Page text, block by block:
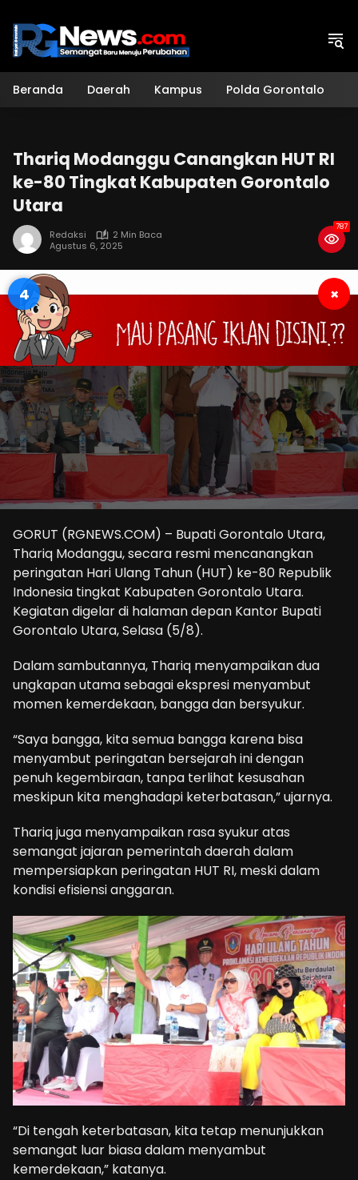
konten
Beranda Daerah Kampus Polda Gorontalo
Thariq Modanggu Canangkan HUT RI
ke-80 Tingkat Kabupaten Gorontalo
Utara
Redaksi
2 Min Baca
Agustus 6, 2025
787
3 ×
GORUT (RGNEWS.COM) – Bupati Gorontalo Utara,
Thariq Modanggu, secara resmi mencanangkan
peringatan Hari Ulang Tahun (HUT) ke-80 Republik
Indonesia tingkat Kabupaten Gorontalo Utara.
Kegiatan digelar di halaman depan Kantor Bupati
Gorontalo Utara, Selasa (5/8).
Dalam sambutannya, Thariq menyampaikan dua
ungkapan utama sebagai ekspresi menyambut
momen kemerdekaan, bangga dan bersyukur.
“Saya bangga, kita semua bangga karena bisa
menyambut peringatan bersejarah ini dengan
penuh kegembiraan, tanpa terlihat kesusahan
meskipun kita menghadapi keterbatasan,” ujarnya.
Thariq juga menyampaikan rasa syukur atas
semangat jajaran pemerintah daerah dalam
mempersiapkan peringatan HUT RI, meski dalam
kondisi efisiensi anggaran.
“Di tengah keterbatasan, kita tetap menunjukkan
semangat luar biasa dalam menyambut
kemerdekaan,” katanya.